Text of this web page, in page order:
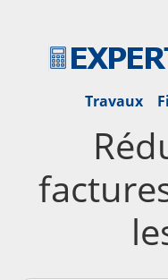
Travaux